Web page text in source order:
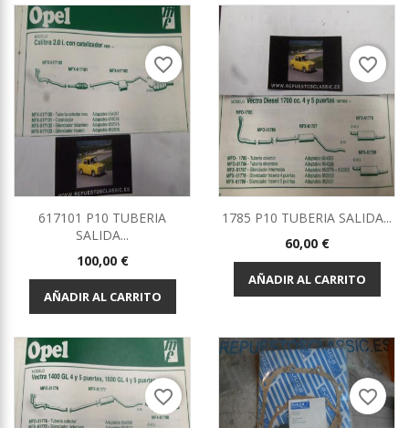
617101 P10 TUBERIA
SALIDA...
Precio
100,00 €
AÑADIR AL CARRITO
favorite_border
1785 P10 TUBERIA SALIDA...
Precio
60,00 €
AÑADIR AL CARRITO
favorite_border
favorite_border favorite_border